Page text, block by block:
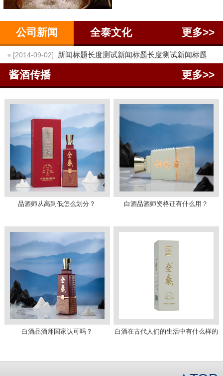
公司新闻 全泰文化 更多>>
● [2014-09-02] 新闻标题长度测试新闻标题长度测试新闻标题
酱酒传播 更多>>
品酒师从高到低怎么划分？ 白酒品酒师资格证有什么用？
白酒品酒师国家认可吗？ 白酒在古代人们的生活中有什么样的